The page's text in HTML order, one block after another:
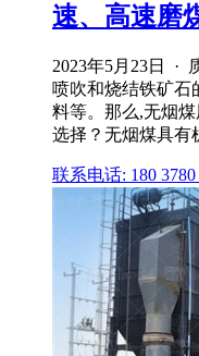
速、高速磨
2023年5月23日 ·
喷吹和烧结铁矿石
料等。那么,无烟
选择？无烟煤具有
联系电话: 180 3780